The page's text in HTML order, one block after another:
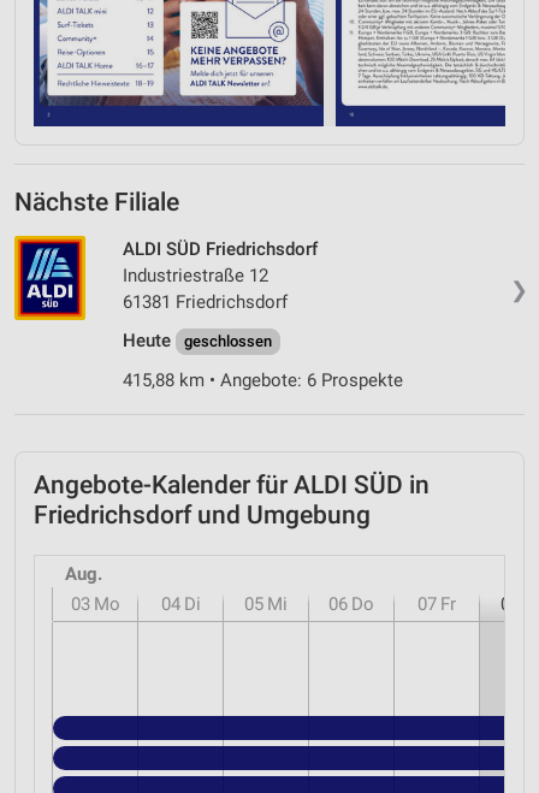
Nächste Filiale
❯
ALDI SÜD Friedrichsdorf
Industriestraße 12
61381 Friedrichsdorf
Heute
geschlossen
415,88 km • Angebote: 6 Prospekte
Angebote-Kalender für ALDI SÜD in
Friedrichsdorf und Umgebung
Aug.
03 Mo 04 Di 05 Mi 06 Do 07 Fr 08